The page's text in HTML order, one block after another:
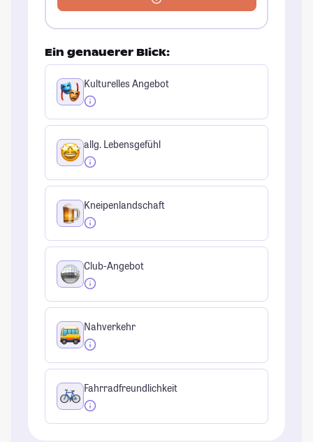
Ein genauerer Blick:
Kulturelles Angebot
allg. Lebensgefühl
Kneipenlandschaft
Club-Angebot
Nahverkehr
Fahrradfreundlichkeit